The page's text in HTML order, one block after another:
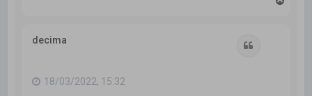
decima
18/03/2022, 15:32